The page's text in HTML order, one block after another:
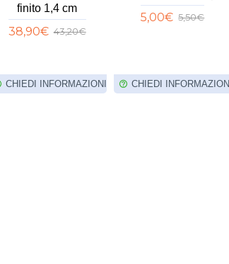
finito 1,4 cm
38,90€ 43,20€
CHIEDI INFORMAZIONI
5,00€ 5,50€
CHIEDI INFORMAZIONI